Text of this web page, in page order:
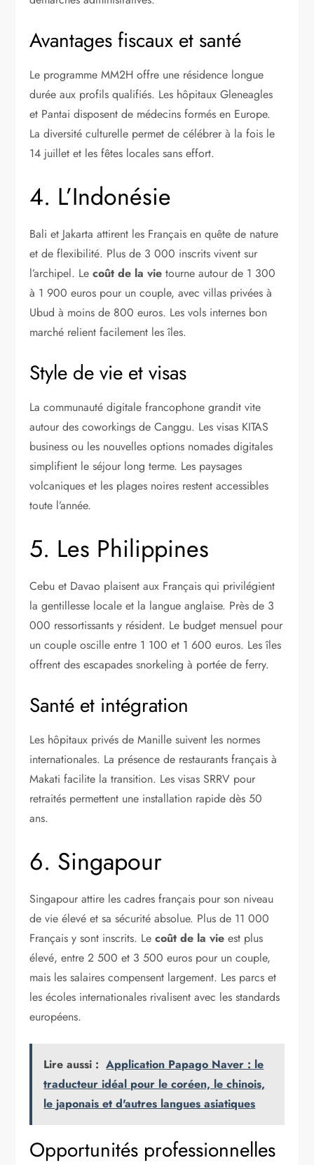
Avantages fiscaux et santé
Le programme MM2H offre une résidence longue
durée aux profils qualifiés. Les hôpitaux Gleneagles
et Pantai disposent de médecins formés en Europe.
La diversité culturelle permet de célébrer à la fois le
14 juillet et les fêtes locales sans effort.
4. L’Indonésie
Bali et Jakarta attirent les Français en quête de nature
et de flexibilité. Plus de 3 000 inscrits vivent sur
l’archipel. Lecoût de la vie tourne autour de 1 300
à 1 900 euros pour un couple, avec villas privées à
Ubud à moins de 800 euros. Les vols internes bon
marché relient facilement les îles.
Style de vie et visas
La communauté digitale francophone grandit vite
autour des coworkings de Canggu. Les visas KITAS
business ou les nouvelles options nomades digitales
simplifient le séjour long terme. Les paysages
volcaniques et les plages noires restent accessibles
toute l’année.
5. Les Philippines
Cebu et Davao plaisent aux Français qui privilégient
la gentillesse locale et la langue anglaise. Près de 3
000 ressortissants y résident. Le budget mensuel pour
un couple oscille entre 1 100 et 1 600 euros. Les îles
offrent des escapades snorkeling à portée de ferry.
Santé et intégration
Les hôpitaux privés de Manille suivent les normes
internationales. La présence de restaurants français à
Makati facilite la transition. Les visas SRRV pour
retraités permettent une installation rapide dès 50
ans.
6. Singapour
Singapour attire les cadres français pour son niveau
de vie élevé et sa sécurité absolue. Plus de 11 000
Français y sont inscrits. Lecoût de la vie est plus
élevé, entre 2 500 et 3 500 euros pour un couple,
mais les salaires compensent largement. Les parcs et
les écoles internationales rivalisent avec les standards
européens.
Lire aussi : Application Papago Naver : le
traducteur idéal pour le coréen, le chinois,
le japonais et d'autres langues asiatiques
Opportunités professionnelles